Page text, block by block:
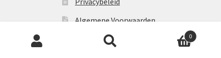
Algemene Voorwaarden
Linkpartners
Producten
zoeken
0